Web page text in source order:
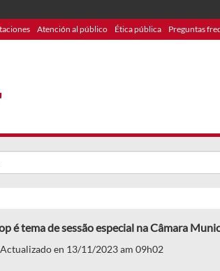
Atención al público Ética pública Preguntas
é tema de sessão especial na Câmara
en 13/11/2023 am 09h02